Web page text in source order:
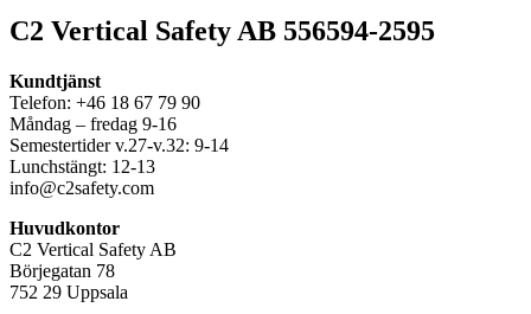
C2 Vertical Safety AB 556594-2595
Kundtjänst
Telefon: +46 18 67 79 90
Måndag – fredag 9-16
Semestertider v.27-v.32: 9-14
Lunchstängt: 12-13
info@c2safety.com
Huvudkontor
C2 Vertical Safety AB
Börjegatan 78
752 29 Uppsala